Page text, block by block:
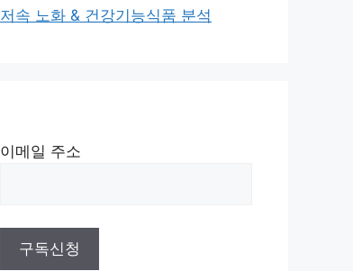
저속 노화 & 건강기능식품 분석
이메일 주소